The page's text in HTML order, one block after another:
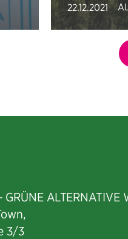
22.12.2021
GRÜNE ALTERNATIVE
3/3​